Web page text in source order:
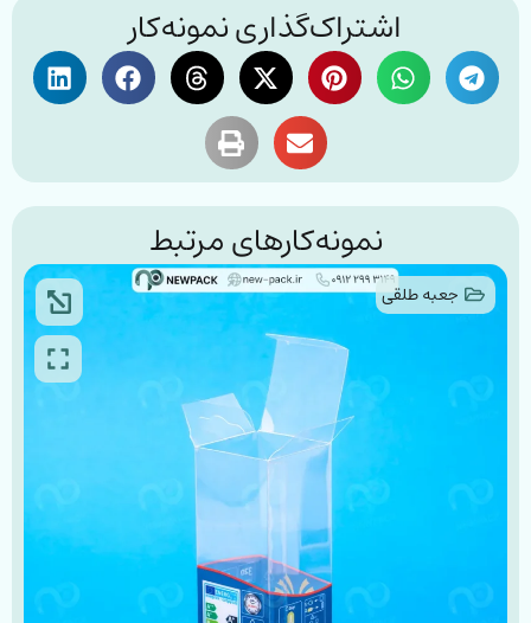
اشتراک‌گذاری نمونه‌کار
نمونه‌کارهای مرتبط
جعبه طلقی